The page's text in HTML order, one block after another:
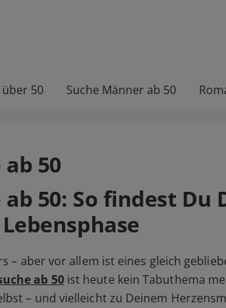
50 Suche Männer ab 50
50
50: So findest Du
– aber vor allem ist eines gleich
ab 50ist heute kein Tabuthema
– und vielleicht zu Deinem